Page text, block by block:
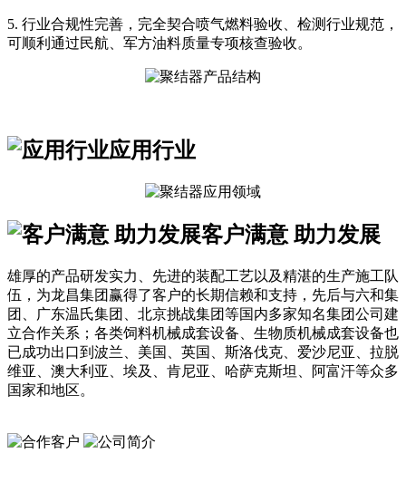
5. 行业合规性完善，完全契合喷气燃料验收、检测行业规范，
可顺利通过民航、军方油料质量专项核查验收。
应用行业
客户满意 助力发展
雄厚的产品研发实力、先进的装配工艺以及精湛的生产施工队
伍，为龙昌集团赢得了客户的长期信赖和支持，先后与六和集
团、广东温氏集团、北京挑战集团等国内多家知名集团公司建
立合作关系；各类饲料机械成套设备、生物质机械成套设备也
已成功出口到波兰、美国、英国、斯洛伐克、爱沙尼亚、拉脱
维亚、澳大利亚、埃及、肯尼亚、哈萨克斯坦、阿富汗等众多
国家和地区。